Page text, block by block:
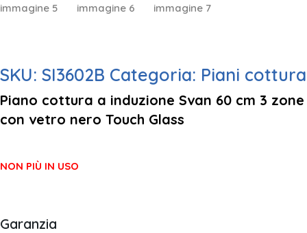
SKU: SI3602B Categoria: Piani cottura
Piano cottura a induzione Svan 60 cm 3 zone
con vetro nero Touch Glass
NON PIÙ IN USO
Garanzia